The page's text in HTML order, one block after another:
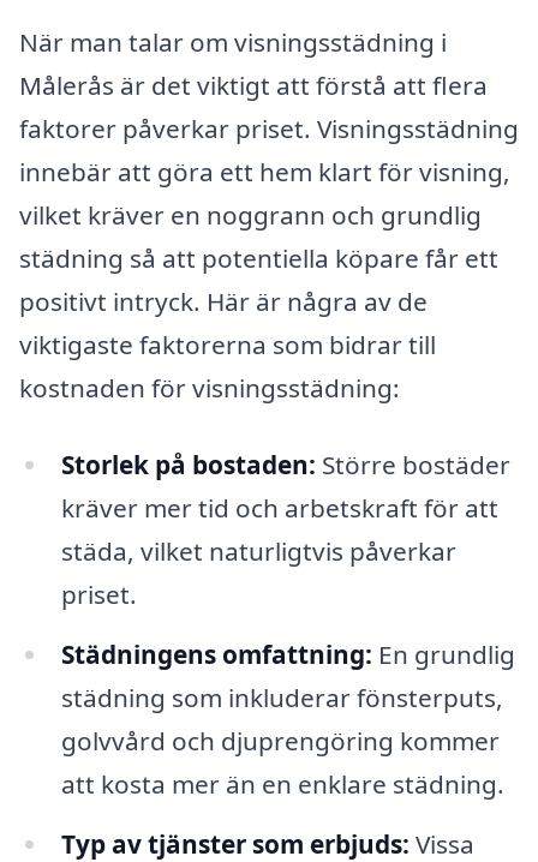
När man talar om visningsstädning i
Målerås är det viktigt att förstå att flera
faktorer påverkar priset. Visningsstädning
innebär att göra ett hem klart för visning,
vilket kräver en noggrann och grundlig
städning så att potentiella köpare får ett
positivt intryck. Här är några av de
viktigaste faktorerna som bidrar till
kostnaden för visningsstädning:
Storlek på bostaden: Större bostäder
kräver mer tid och arbetskraft för att
städa, vilket naturligtvis påverkar
priset.
Städningens omfattning: En grundlig
städning som inkluderar fönsterputs,
golvvård och djuprengöring kommer
att kosta mer än en enklare städning.
Typ av tjänster som erbjuds: Vissa